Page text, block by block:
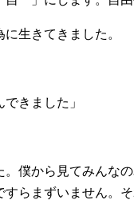
生きてきました。
きました」
僕から見てみんな
らまずいません。